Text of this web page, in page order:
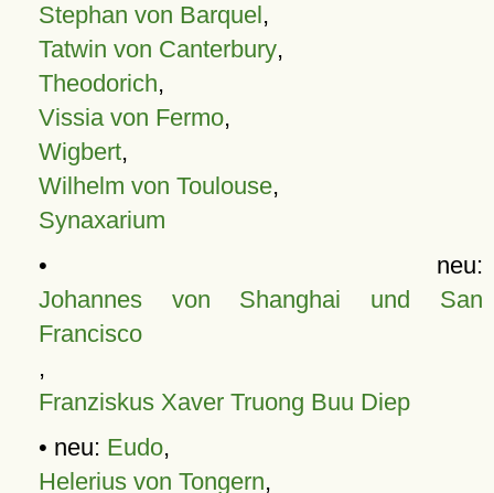
Stephan von Barquel,
Tatwin von Canterbury,
Theodorich,
Vissia von Fermo,
Wigbert,
Wilhelm von Toulouse,
Synaxarium
• neu:
Johannes von Shanghai und San
Francisco
,
Franziskus Xaver Truong Buu Diep
• neu: Eudo,
Helerius von Tongern,